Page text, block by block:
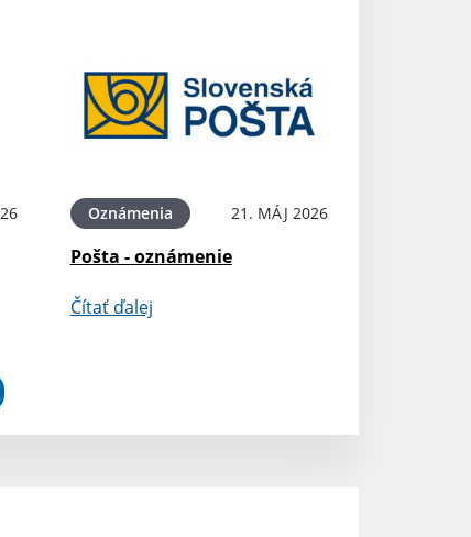
Oznámenia 21. MÁJ 2026
Pošta - oznámenie
Čítať ďalej